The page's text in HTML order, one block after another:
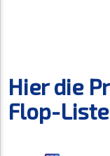
Hier die
Flop-